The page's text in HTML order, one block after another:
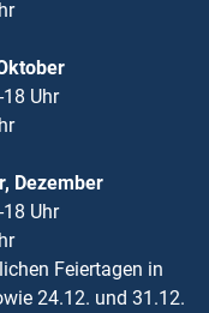
Uhr
Dezember
Uhr
Feiertagen in
24.12. und 31.12.